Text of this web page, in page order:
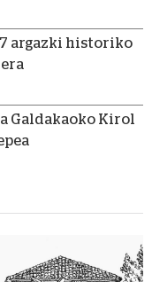
argazki historiko
Galdakaoko Kirol